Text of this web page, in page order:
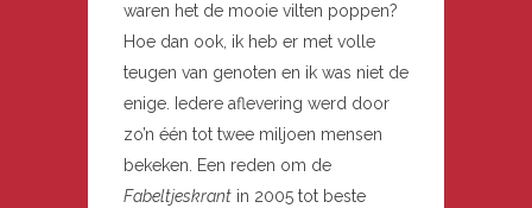
waren het de mooie vilten poppen?
Hoe dan ook, ik heb er met volle
teugen van genoten en ik was niet de
enige. Iedere aflevering werd door
zo’n één tot twee miljoen mensen
bekeken. Een reden om de
Fabeltjeskrant in 2005 tot beste